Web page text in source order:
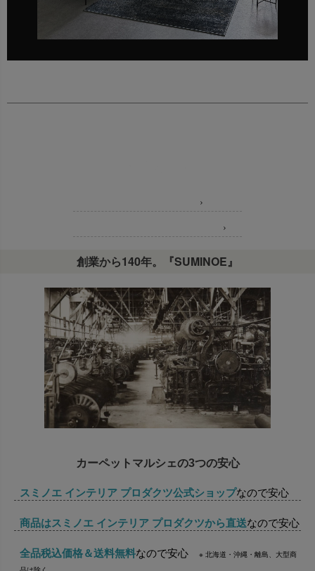
›
›
創業から140年。『SUMINOE』
カーペットマルシェの3つの安心
スミノエ インテリア プロダクツ公式ショップなので安心
商品はスミノエ インテリア プロダクツから直送なので安心
全品税込価格＆送料無料なので安心
※ 北海道・沖縄・離島、大型商